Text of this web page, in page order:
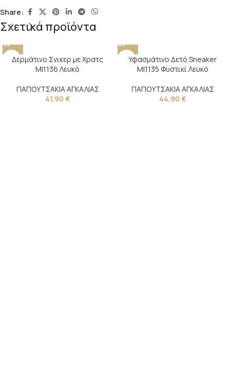
Share:
Σχετικά προϊόντα
Δερμάτινο Σνικερ με Χρατς
MI1136 Λευκό
ΠΑΠΟΥΤΣΑΚΙΑ ΑΓΚΑΛΙΑΣ
41,90 €
Υφασμάτινο Δετό Sneaker
MI1135 Φυστικί Λευκό
ΠΑΠΟΥΤΣΑΚΙΑ ΑΓΚΑΛΙΑΣ
44,90 €